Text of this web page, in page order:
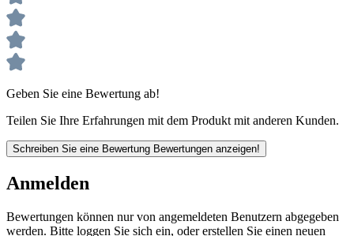
Geben Sie eine Bewertung ab!
Teilen Sie Ihre Erfahrungen mit dem Produkt mit anderen Kunden.
Schreiben Sie eine Bewertung Bewertungen anzeigen!
Anmelden
Bewertungen können nur von angemeldeten Benutzern abgegeben
werden. Bitte loggen Sie sich ein, oder erstellen Sie einen neuen